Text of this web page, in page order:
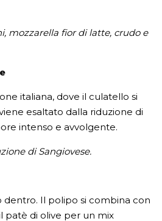
mozzarella fior di latte, crudo e
italiana, dove il culatello si
esaltato dalla riduzione di
intenso e avvolgente.
di Sangiovese.
Il polipo si combina con
patè di olive per un mix